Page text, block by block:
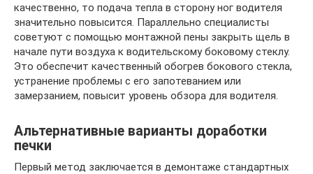
качественно, то подача тепла в сторону ног водителя
значительно повысится. Параллельно специалисты
советуют с помощью монтажной пены закрыть щель в
начале пути воздуха к водительскому боковому стеклу.
Это обеспечит качественный обогрев бокового стекла,
устранение проблемы с его запотеванием или
замерзанием, повысит уровень обзора для водителя.
Альтернативные варианты доработки
печки
Первый метод заключается в демонтаже стандартных